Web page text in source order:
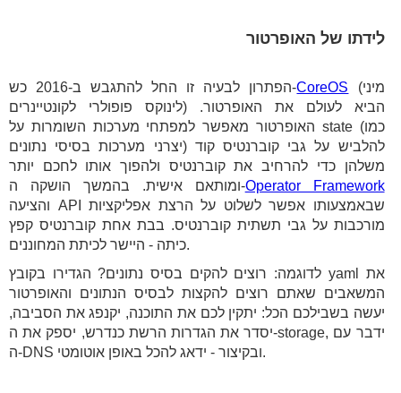
לידתו של האופרטור
הפתרון לבעיה זו החל להתגבש ב-2016 כש-CoreOS (מיני
לינוקס פופולרי לקונטיינרים) הביא לעולם את האופרטור.
האופרטור מאפשר למפתחי מערכות השומרות על state (כמו
יצרני מערכות בסיסי נתונים) להלביש על גבי קוברנטיס קוד
משלהן כדי להרחיב את קוברנטיס ולהפוך אותו לחכם יותר
ומותאם אישית. בהמשך הושקה ה-Operator Framework
והציעה API שבאמצעותו אפשר לשלוט על הרצת אפליקציות
מורכבות על גבי תשתית קוברנטיס. בבת אחת קוברנטיס קפץ
כיתה - היישר לכיתת המחוננים.
לדוגמה: רוצים להקים בסיס נתונים? הגדירו בקובץ yaml את
המשאבים שאתם רוצים להקצות לבסיס הנתונים והאופרטור
יעשה בשבילכם הכל: יתקין לכם את התוכנה, יקנפג את הסביבה,
יסדר את הגדרות הרשת כנדרש, יספק את ה-storage, ידבר עם
ה-DNS ובקיצור - ידאג להכל באופן אוטומטי.